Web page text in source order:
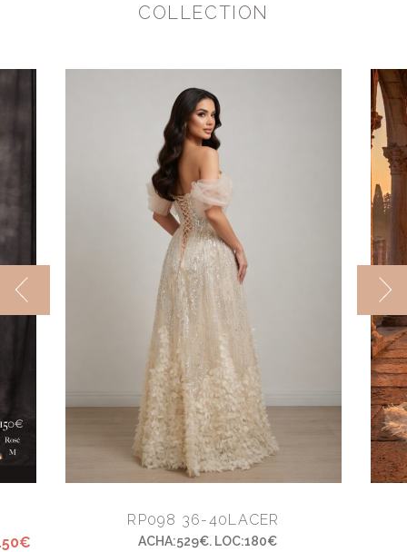
COLLECTION
RP098 36-40LACER
ACHA:529€. LOC:180€